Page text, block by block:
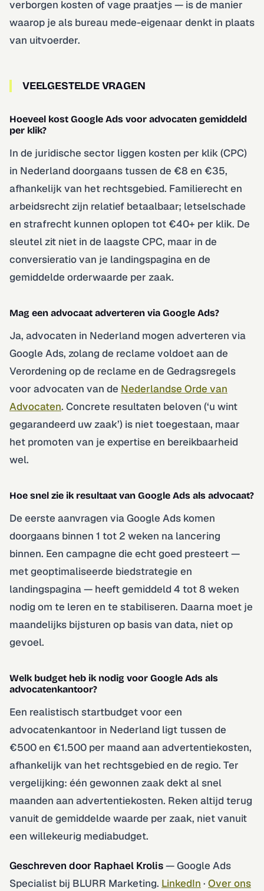
verborgen kosten of vage praatjes — is de manier
waarop je als bureau mede-eigenaar denkt in plaats
van uitvoerder.
VEELGESTELDE VRAGEN
Hoeveel kost Google Ads voor advocaten gemiddeld
per klik?
In de juridische sector liggen kosten per klik (CPC)
in Nederland doorgaans tussen de €8 en €35,
afhankelijk van het rechtsgebied. Familierecht en
arbeidsrecht zijn relatief betaalbaar; letselschade
en strafrecht kunnen oplopen tot €40+ per klik. De
sleutel zit niet in de laagste CPC, maar in de
conversieratio van je landingspagina en de
gemiddelde orderwaarde per zaak.
Mag een advocaat adverteren via Google Ads?
Ja, advocaten in Nederland mogen adverteren via
Google Ads, zolang de reclame voldoet aan de
Verordening op de reclame en de Gedragsregels
voor advocaten van de Nederlandse Orde van
Advocaten. Concrete resultaten beloven (‘u wint
gegarandeerd uw zaak’) is niet toegestaan, maar
het promoten van je expertise en bereikbaarheid
wel.
Hoe snel zie ik resultaat van Google Ads als advocaat?
De eerste aanvragen via Google Ads komen
doorgaans binnen 1 tot 2 weken na lancering
binnen. Een campagne die echt goed presteert —
met geoptimaliseerde biedstrategie en
landingspagina — heeft gemiddeld 4 tot 8 weken
nodig om te leren en te stabiliseren. Daarna moet je
maandelijks bijsturen op basis van data, niet op
gevoel.
Welk budget heb ik nodig voor Google Ads als
advocatenkantoor?
Een realistisch startbudget voor een
advocatenkantoor in Nederland ligt tussen de
€500 en €1.500 per maand aan advertentiekosten,
afhankelijk van het rechtsgebied en de regio. Ter
vergelijking: één gewonnen zaak dekt al snel
maanden aan advertentiekosten. Reken altijd terug
vanuit de gemiddelde waarde per zaak, niet vanuit
een willekeurig mediabudget.
Geschreven door Raphael Krolis— Google Ads
Specialist bij BLURR Marketing. LinkedIn · Over ons